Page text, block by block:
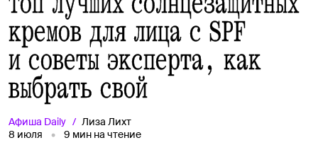
кремов для лица с SPF
и советы эксперта, как
выбрать свой
Афиша Daily
Лиза Лихт
8 июля
9 мин на чтение